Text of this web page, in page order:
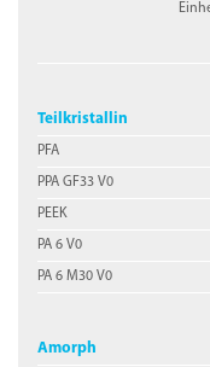
Teilkristallin
PFA
PPA GF33 V0
PEEK
PA 6 V0
PA 6 M30 V0
Amorph